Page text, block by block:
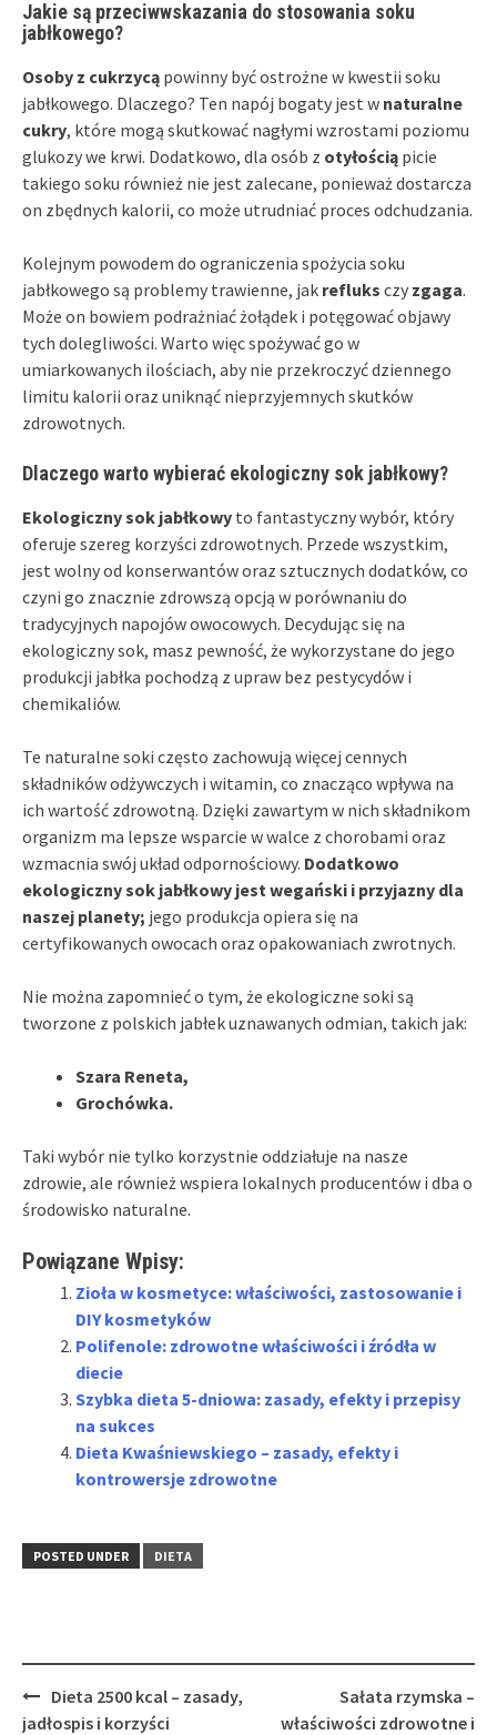
Jakie są przeciwwskazania do stosowania soku
jabłkowego?
Osoby z cukrzycą powinny być ostrożne w kwestii soku
jabłkowego. Dlaczego? Ten napój bogaty jest w naturalne
cukry, które mogą skutkować nagłymi wzrostami poziomu
glukozy we krwi. Dodatkowo, dla osób z otyłością picie
takiego soku również nie jest zalecane, ponieważ dostarcza
on zbędnych kalorii, co może utrudniać proces odchudzania.
Kolejnym powodem do ograniczenia spożycia soku
jabłkowego są problemy trawienne, jak refluks czy zgaga.
Może on bowiem podrażniać żołądek i potęgować objawy
tych dolegliwości. Warto więc spożywać go w
umiarkowanych ilościach, aby nie przekroczyć dziennego
limitu kalorii oraz uniknąć nieprzyjemnych skutków
zdrowotnych.
Dlaczego warto wybierać ekologiczny sok jabłkowy?
Ekologiczny sok jabłkowy to fantastyczny wybór, który
oferuje szereg korzyści zdrowotnych. Przede wszystkim,
jest wolny od konserwantów oraz sztucznych dodatków, co
czyni go znacznie zdrowszą opcją w porównaniu do
tradycyjnych napojów owocowych. Decydując się na
ekologiczny sok, masz pewność, że wykorzystane do jego
produkcji jabłka pochodzą z upraw bez pestycydów i
chemikaliów.
Te naturalne soki często zachowują więcej cennych
składników odżywczych i witamin, co znacząco wpływa na
ich wartość zdrowotną. Dzięki zawartym w nich składnikom
organizm ma lepsze wsparcie w walce z chorobami oraz
wzmacnia swój układ odpornościowy. Dodatkowo
ekologiczny sok jabłkowy jest wegański i przyjazny dla
naszej planety; jego produkcja opiera się na
certyfikowanych owocach oraz opakowaniach zwrotnych.
Nie można zapomnieć o tym, że ekologiczne soki są
tworzone z polskich jabłek uznawanych odmian, takich jak:
Szara Reneta,
Grochówka.
Taki wybór nie tylko korzystnie oddziałuje na nasze
zdrowie, ale również wspiera lokalnych producentów i dba o
środowisko naturalne.
Powiązane Wpisy:
Zioła w kosmetyce: właściwości, zastosowanie i
DIY kosmetyków
Polifenole: zdrowotne właściwości i źródła w
diecie
Szybka dieta 5-dniowa: zasady, efekty i przepisy
na sukces
Dieta Kwaśniewskiego – zasady, efekty i
kontrowersje zdrowotne
POSTED UNDER DIETA
Post
navigation
Dieta 2500 kcal – zasady,
jadłospis i korzyści
Sałata rzymska –
właściwości zdrowotne i